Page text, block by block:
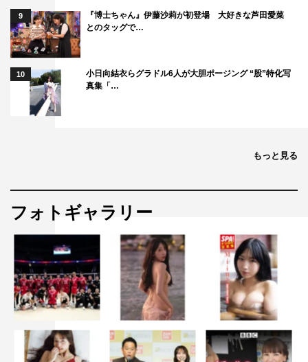
森久保祥太郎
9
『博士ちゃん』伊藤沙莉が初登場 大好きな芦田愛菜
とのタッグで…
10
小日向結衣らグラドル6人が大胆ポージング “股”特化写
真集「…
もっと見る
フォトギャラリー